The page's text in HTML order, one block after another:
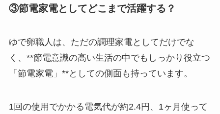
③節電家電としてどこまで活躍する？
ゆで卵職人は、ただの調理家電としてだけでな
く、**節電意識の高い生活の中でもしっかり役立つ
「節電家電」**としての側面も持っています。
1回の使用でかかる電気代が約2.4円、1ヶ月使って